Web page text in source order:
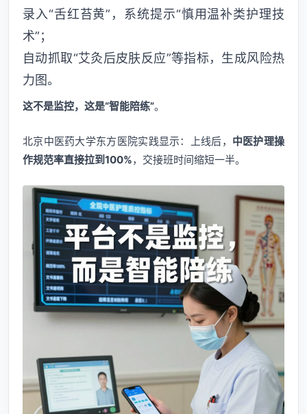
录入“舌红苔黄”，系统提示“慎用温补类护理技
术”；
自动抓取“艾灸后皮肤反应”等指标，生成风险热
力图。
这不是监控，这是“智能陪练”。
北京中医药大学东方医院实践显示：上线后， 中医护理操
作规范率直接拉到100%，交接班时间缩短一半。